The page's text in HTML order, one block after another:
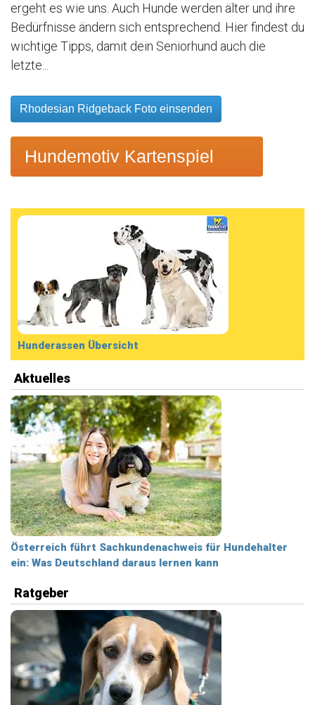
ergeht es wie uns. Auch Hunde werden älter und ihre
Bedürfnisse ändern sich entsprechend. Hier findest du
wichtige Tipps, damit dein Seniorhund auch die
letzte...
Rhodesian Ridgeback Foto einsenden
Hundemotiv Kartenspiel
Hunderassen Übersicht
Aktuelles
Österreich führt Sachkundenachweis für Hundehalter
ein: Was Deutschland daraus lernen kann
Ratgeber